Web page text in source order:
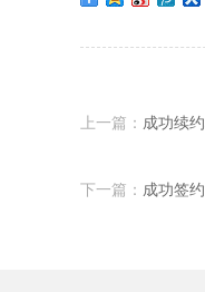
上一篇： 成功续
下一篇： 成功签